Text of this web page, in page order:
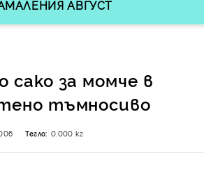
АВГУСТ
сако за момче в
тъмносиво
Тегло: 0.000 кг